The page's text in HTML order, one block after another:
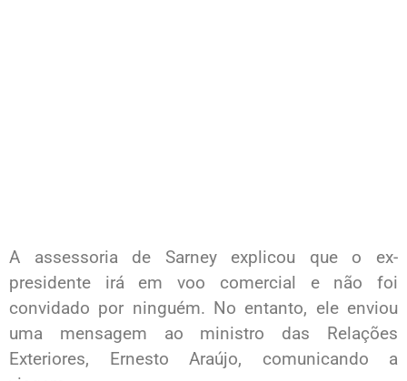
A assessoria de Sarney explicou que o ex-
presidente irá em voo comercial e não foi
convidado por ninguém. No entanto, ele enviou
uma mensagem ao ministro das Relações
Exteriores, Ernesto Araújo, comunicando a